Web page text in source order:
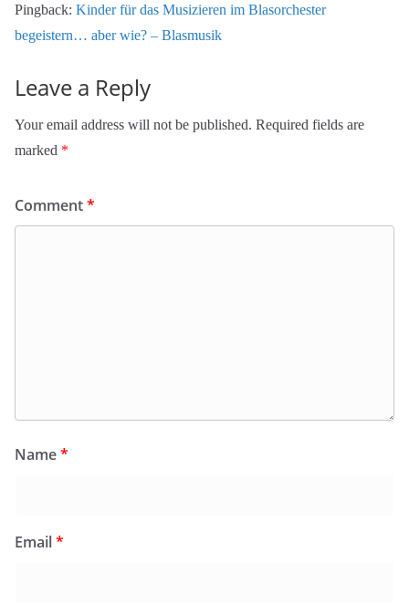
Pingback: Kinder für das Musizieren im Blasorchester
begeistern… aber wie? – Blasmusik
Leave a Reply
Your email address will not be published. Required fields are
marked *
Comment*
Name*
Email*